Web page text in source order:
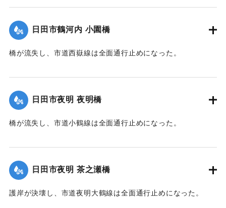
中埼橋の親柱2本を活用したもので、町内の被災状況を刻んだ
銘板が埋め込まれている。
右側面には浸水深と思われる赤い線が刻まれている。
2023年7月の豪雨では周辺の護岸が損傷し、家屋の敷地に被
【碑文】
町内被災状況
家屋流失 1戸
半壊・床上浸水 12戸
床下浸水 7戸
被災家屋 26戸（全体の74％）
当日の上官山降雨量
日田市鶴河内 小園橋
橋が流失し、市道西嶽線は全面通行止めになった。
｜固有コード:01203023
日田市夜明 夜明橋
橋が流失し、市道小鶴線は全面通行止めになった。
｜固有コード:01203021
日田市夜明 茶之瀬橋
護岸が決壊し、市道夜明大鶴線は全面通行止めになった。